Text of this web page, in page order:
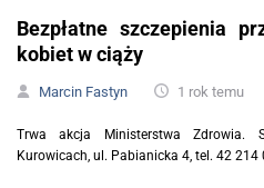
Bezpłatne szczepienia
kobiet w ciąży
Marcin Fastyn 1 rok temu
Trwa akcja Ministerstwa Zdrowia.
Kurowicach, ul. Pabianicka 4, tel. 42 214